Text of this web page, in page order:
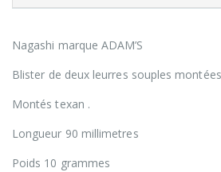
Nagashi marque ADAM’S
Blister de deux leurres souples
Montés texan .
Longueur 90 millimetres
Poids 10 grammes